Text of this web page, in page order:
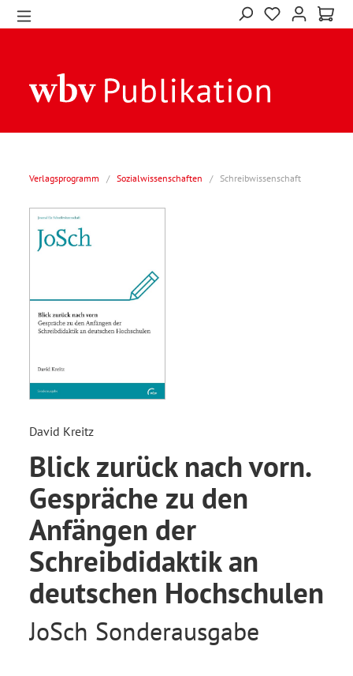
Verlagsprogramm / Sozialwissenschaften / Schreibwissenschaft
David Kreitz
Blick zurück nach vorn.
Gespräche zu den
Anfängen der
Schreibdidaktik an
deutschen Hochschulen
JoSch Sonderausgabe